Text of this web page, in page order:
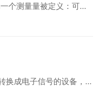
个测量量被定义：可…
换成电子信号的设备，…